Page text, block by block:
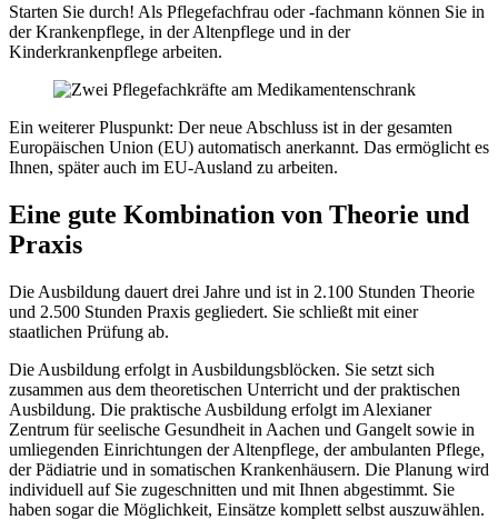
Starten Sie durch! Als Pflegefachfrau oder -fachmann können Sie in
der Krankenpflege, in der Altenpflege und in der
Kinderkrankenpflege arbeiten.
Ein weiterer Pluspunkt: Der neue Abschluss ist in der gesamten
Europäischen Union (EU) automatisch anerkannt. Das ermöglicht es
Ihnen, später auch im EU-​Ausland zu arbeiten.
Eine gute Kombination von Theorie und
Praxis
Die Ausbildung dauert drei Jahre und ist in 2.100 Stunden Theorie
und 2.500 Stunden Praxis gegliedert. Sie schließt mit einer
staatlichen Prüfung ab.
Die Ausbildung erfolgt in Ausbildungsblöcken. Sie setzt sich
zusammen aus dem theoretischen Unterricht und der praktischen
Ausbildung. Die praktische Ausbildung erfolgt im Alexianer
Zentrum für seelische Gesundheit in Aachen und Gangelt sowie in
umliegenden Einrichtungen der Altenpflege, der ambulanten Pflege,
der Pädiatrie und in somatischen Krankenhäusern. Die Planung wird
individuell auf Sie zugeschnitten und mit Ihnen abgestimmt. Sie
haben sogar die Möglichkeit, Einsätze komplett selbst auszuwählen.